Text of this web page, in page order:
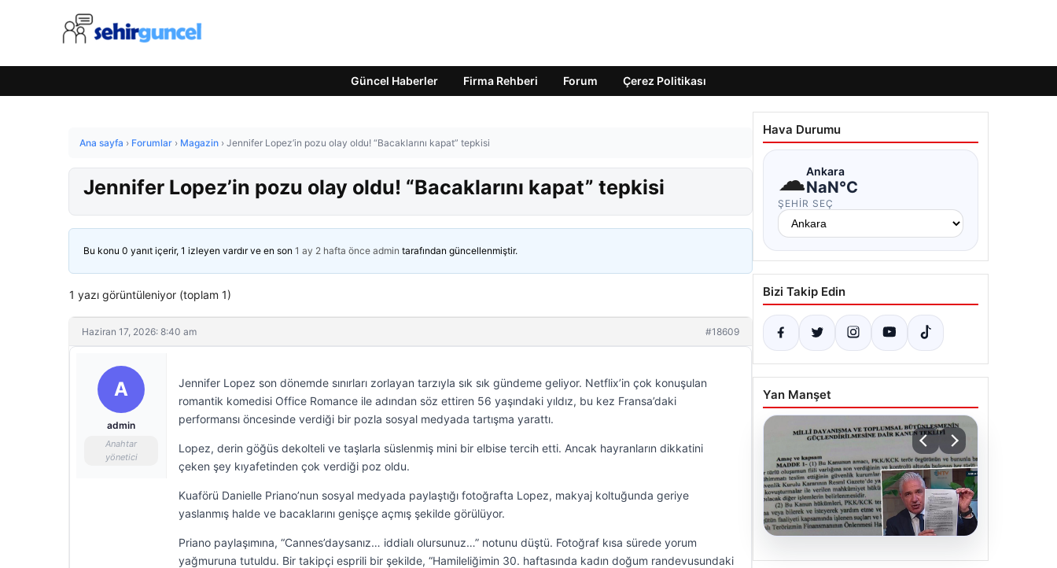
Güncel Haberler Firma Rehberi Forum Çerez Politikası
Ana sayfa › Forumlar › Magazin › Jennifer Lopez’in pozu olay oldu! “Bacaklarını kapat” tepkisi
Jennifer Lopez’in pozu olay oldu! “Bacaklarını kapat” tepkisi
Bu konu 0 yanıt içerir, 1 izleyen vardır ve en son 1 ay 2 hafta önce admin tarafından güncellenmiştir.
1 yazı görüntüleniyor (toplam 1)
Haziran 17, 2026: 8:40 am #18609
A
admin
Anahtar
yönetici
Jennifer Lopez son dönemde sınırları zorlayan tarzıyla sık sık gündeme geliyor. Netflix’in çok konuşulan
romantik komedisi Office Romance ile adından söz ettiren 56 yaşındaki yıldız, bu kez Fransa’daki
performansı öncesinde verdiği bir pozla sosyal medyada tartışma yarattı.
Lopez, derin göğüs dekolteli ve taşlarla süslenmiş mini bir elbise tercih etti. Ancak hayranların dikkatini
çeken şey kıyafetinden çok verdiği poz oldu.
Kuaförü Danielle Priano’nun sosyal medyada paylaştığı fotoğrafta Lopez, makyaj koltuğunda geriye
yaslanmış halde ve bacaklarını genişçe açmış şekilde görülüyor.
Priano paylaşımına, “Cannes’daysanız… iddialı olursunuz…” notunu düştü. Fotoğraf kısa sürede yorum
yağmuruna tutuldu. Bir takipçi esprili bir şekilde, “Hamileliğimin 30. haftasında kadın doğum randevusundaki
Hava Durumu
☁Ankara
NaN°C
ŞEHIR SEÇ
Bizi Takip Edin
Yan Manşet